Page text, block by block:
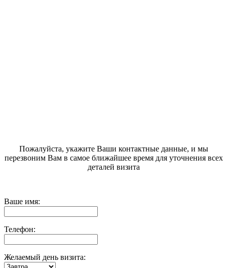
Пожалуйста, укажите Ваши контактные данные, и мы
перезвоним Вам в самое ближайшее время для уточнения всех
деталей визита
Ваше имя:
Телефон:
Желаемый день визита: